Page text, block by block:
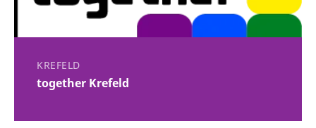
KREFELD
together Krefeld